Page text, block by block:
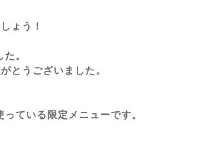
ょう！
。
とうございました。
ている限定メニューです。